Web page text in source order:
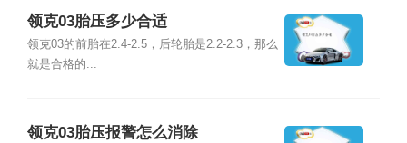
领克03胎压多少合适
领克03的前胎在2.4-2.5，后轮胎是2.2-2.3，那么
就是合格的...
领克03胎压报警怎么消除